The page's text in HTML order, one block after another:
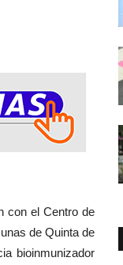
el Centro de
de Quinta de
bioinmunizador